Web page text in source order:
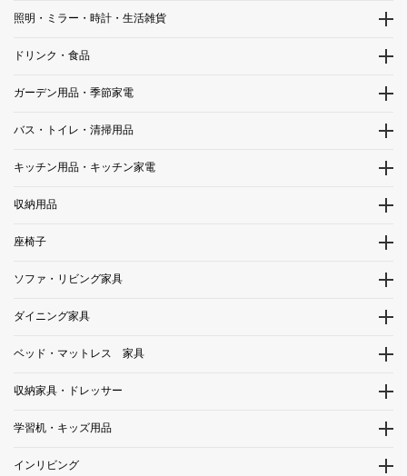
照明・ミラー・時計・生活雑貨
ドリンク・食品
ガーデン用品・季節家電
バス・トイレ・清掃用品
キッチン用品・キッチン家電
収納用品
座椅子
ソファ・リビング家具
ダイニング家具
ベッド・マットレス 家具
収納家具・ドレッサー
学習机・キッズ用品
インリビング